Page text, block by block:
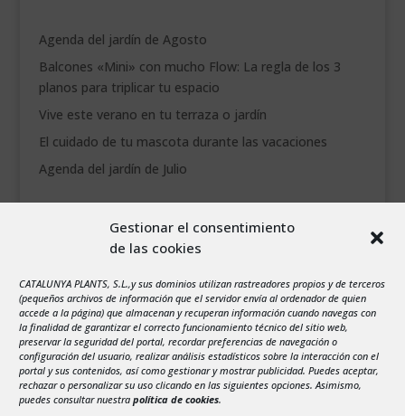
Gestionar el consentimiento
de las cookies
CATALUNYA PLANTS, S.L.,y sus dominios utilizan rastreadores propios y de terceros
(pequeños archivos de información que el servidor envía al ordenador de quien
accede a la página) que almacenan y recuperan información cuando navegas con
la finalidad de garantizar el correcto funcionamiento técnico del sitio web,
preservar la seguridad del portal, recordar preferencias de navegación o
configuración del usuario, realizar análisis estadísticos sobre la interacción con el
portal y sus contenidos, así como gestionar y mostrar publicidad. Puedes aceptar,
rechazar o personalizar su uso clicando en las siguientes opciones. Asimismo,
puedes consultar nuestra política de cookies.
Agenda del jardín de Agosto
Balcones «Mini» con mucho Flow: La regla de los 3
planos para triplicar tu espacio
Vive este verano en tu terraza o jardín
El cuidado de tu mascota durante las vacaciones
Agenda del jardín de Julio
X J V S
3
4 5 6 7 8
9
10
11 12 13 14 15
16
17
18 19 20 21 22
23
24
25 26 27 28 29
30
31